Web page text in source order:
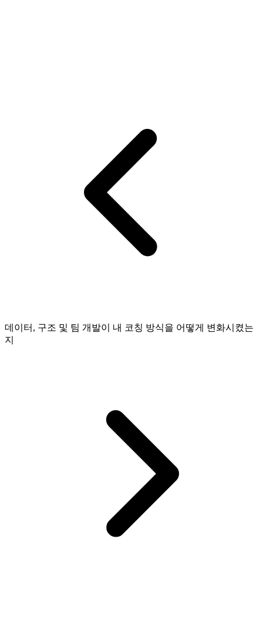
데이터, 구조 및 팀 개발이 내 코칭 방식을 어떻게 변화시켰는
지